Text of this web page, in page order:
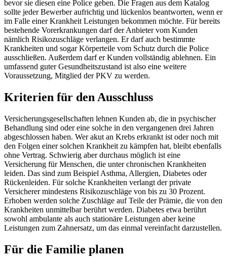
bevor sie diesen eine Police geben. Die Fragen aus dem Katalog
sollte jeder Bewerber aufrichtig und lückenlos beantworten, wenn er
im Falle einer Krankheit Leistungen bekommen möchte. Für bereits
bestehende Vorerkrankungen darf der Anbieter vom Kunden
nämlich Risikozuschläge verlangen. Er darf auch bestimmte
Krankheiten und sogar Körperteile vom Schutz durch die Police
ausschließen. Außerdem darf er Kunden vollständig ablehnen. Ein
umfassend guter Gesundheitszustand ist also eine weitere
Voraussetzung, Mitglied der PKV zu werden.
Kriterien für den Ausschluss
Versicherungsgesellschaften lehnen Kunden ab, die in psychischer
Behandlung sind oder eine solche in den vergangenen drei Jahren
abgeschlossen haben. Wer akut an Krebs erkrankt ist oder noch mit
den Folgen einer solchen Krankheit zu kämpfen hat, bleibt ebenfalls
ohne Vertrag. Schwierig aber durchaus möglich ist eine
Versicherung für Menschen, die unter chronischen Krankheiten
leiden. Das sind zum Beispiel Asthma, Allergien, Diabetes oder
Rückenleiden. Für solche Krankheiten verlangt der private
Versicherer mindestens Risikozuschläge von bis zu 30 Prozent.
Erhoben werden solche Zuschläge auf Teile der Prämie, die von den
Krankheiten unmittelbar berührt werden. Diabetes etwa berührt
sowohl ambulante als auch stationäre Leistungen aber keine
Leistungen zum Zahnersatz, um das einmal vereinfacht darzustellen.
Für die Familie planen